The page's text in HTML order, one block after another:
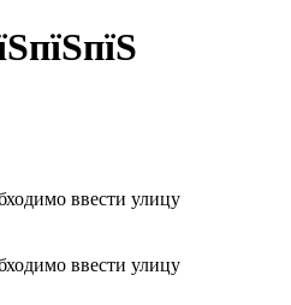
ввести улицу
ввести улицу